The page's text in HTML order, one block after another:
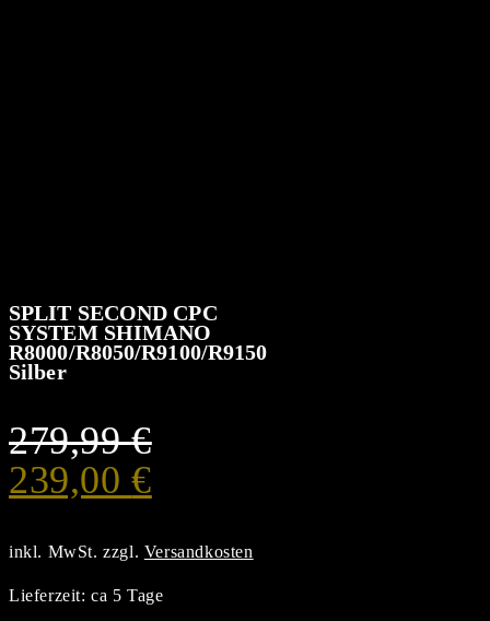
SPLIT SECOND CPC
SYSTEM SHIMANO
R8000/R8050/R9100/R9150
Silber
279,99€
Ursprünglicher
war:
279,99 €
239,00€Aktueller
ist:
239,00 €.
inkl. MwSt. zzgl. Versandkosten
Lieferzeit:ca 5 Tage